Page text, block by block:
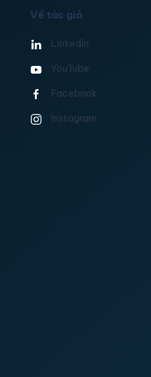
Về tác giả
Linkedin
YouTube
Facebook
Instagram